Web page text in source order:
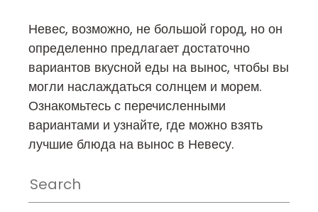
Невес, возможно, не большой город, но он
определенно предлагает достаточно
вариантов вкусной еды на вынос, чтобы вы
могли наслаждаться солнцем и морем.
Ознакомьтесь с перечисленными
вариантами и узнайте, где можно взять
лучшие блюда на вынос в Невесу.